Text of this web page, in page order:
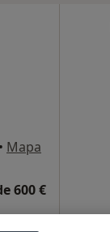
• Mapa
600 €